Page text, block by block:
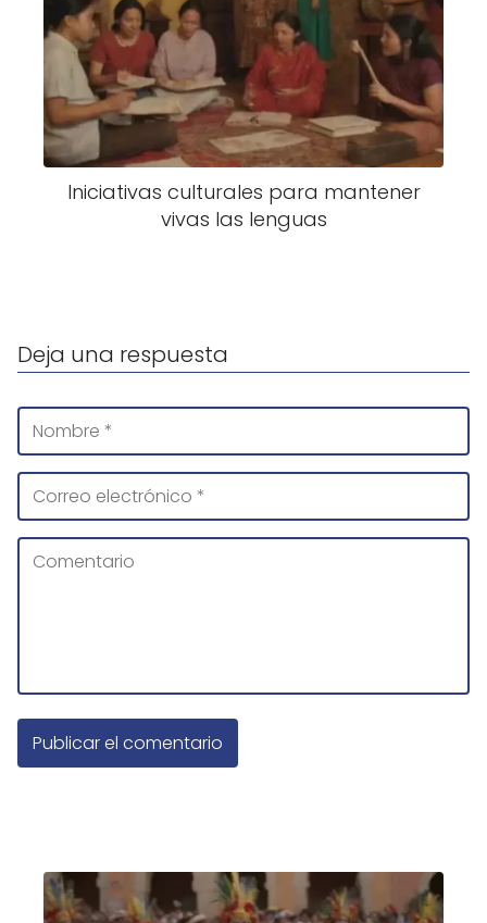
Iniciativas culturales para mantener
vivas las lenguas
Deja una respuesta